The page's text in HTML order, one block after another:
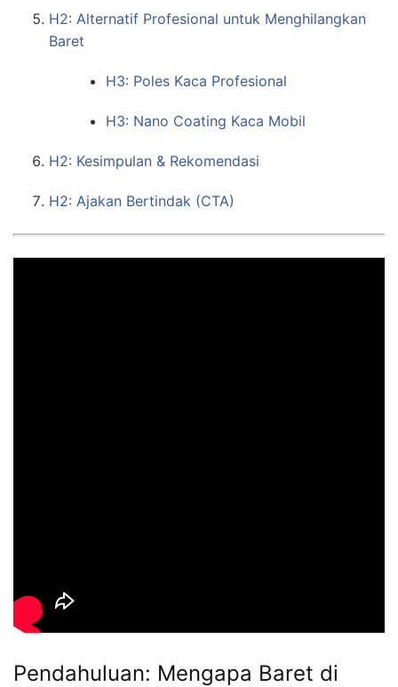
H2: Alternatif Profesional untuk Menghilangkan
Baret
H3: Poles Kaca Profesional
H3: Nano Coating Kaca Mobil
H2: Kesimpulan & Rekomendasi
H2: Ajakan Bertindak (CTA)
Pendahuluan: Mengapa Baret di